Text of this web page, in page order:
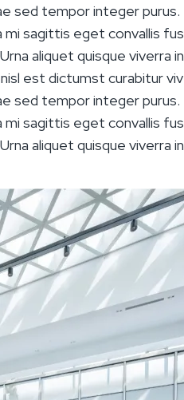
sed tempor integer purus.
sagittis eget convallis
aliquet quisque viverra
est dictumst curabitur
sed tempor integer purus.
sagittis eget convallis
aliquet quisque viverra